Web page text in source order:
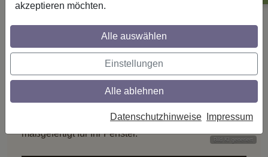
Plissee kaufen: idealer Sicht-
Bild KI generiert
PLISSEES & FALTSTORES
Keine Lichtpunkte.
Mehr Dämmung.
Zwei Stofflagen mit eingeschlossener Luft – das
Wabenplissee dämmt gegen Hitze und Kälte,
maßgefertigt für Ihr Fenster.
akzeptieren möchten.
Alle auswählen
Einstellungen
Alle ablehnen
Datenschutzhinweise Impressum